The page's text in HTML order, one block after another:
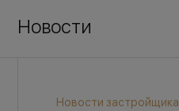
Новости
Новости застройщика